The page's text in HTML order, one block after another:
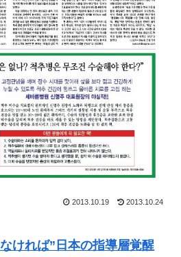
2013.10.19 2013.10.24
ければ”日本の指導層覚醒